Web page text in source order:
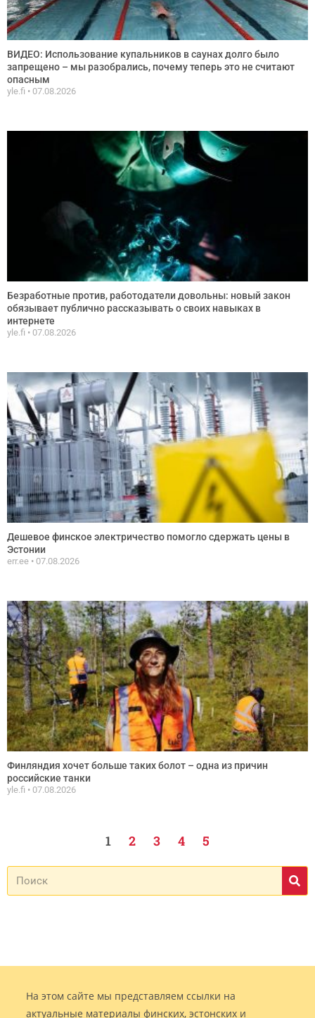
ВИДЕО: Использование купальников в саунах долго было
запрещено – мы разобрались, почему теперь это не считают
опасным
yle.fi 07.08.2026
Безработные против, работодатели довольны: новый закон
обязывает публично рассказывать о своих навыках в
интернете
yle.fi 07.08.2026
Дешевое финское электричество помогло сдержать цены в
Эстонии
err.ee 07.08.2026
Финляндия хочет больше таких болот – одна из причин
российские танки
yle.fi 07.08.2026
1 2 3 4 5
На этом сайте мы представляем ссылки на
актуальные материалы финских, эстонских и